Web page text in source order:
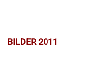
BILDER 2011